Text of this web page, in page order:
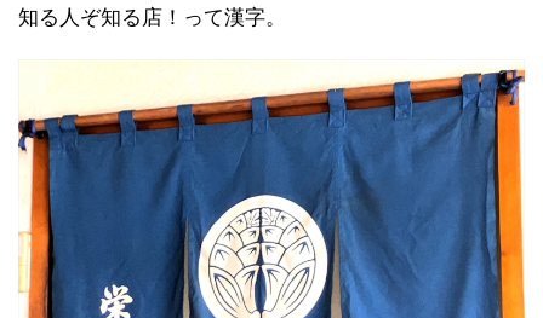
知る人ぞ知る店！って漢字。